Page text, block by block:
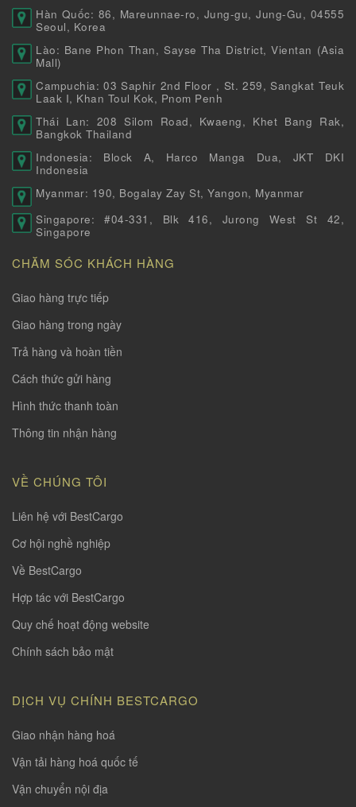
Hàn Quốc: 86, Mareunnae-ro, Jung-gu, Jung-Gu, 04555
Seoul, Korea
Lào: Bane Phon Than, Sayse Tha District, Vientan (Asia
Mall)
Campuchia: 03 Saphir 2nd Floor , St. 259, Sangkat Teuk
Laak I, Khan Toul Kok, Pnom Penh
Thái Lan: 208 Silom Road, Kwaeng, Khet Bang Rak,
Bangkok Thailand
Indonesia: Block A, Harco Manga Dua, JKT DKI
Indonesia
Myanmar: 190, Bogalay Zay St, Yangon, Myanmar
Singapore: #04-331, Blk 416, Jurong West St 42,
Singapore
CHĂM SÓC KHÁCH HÀNG
Giao hàng trực tiếp
Giao hàng trong ngày
Trả hàng và hoàn tiền
Cách thức gửi hàng
Hình thức thanh toàn
Thông tin nhận hàng
VỀ CHÚNG TÔI
Liên hệ với BestCargo
Cơ hội nghề nghiệp
Về BestCargo
Hợp tác với BestCargo
Quy chế hoạt động website
Chính sách bảo mật
DỊCH VỤ CHÍNH BESTCARGO
Giao nhận hàng hoá
Vận tải hàng hoá quốc tế
Vận chuyển nội địa